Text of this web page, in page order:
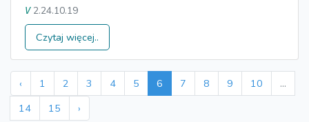
V2.24.10.19
Czytaj więcej..
‹ 1 2 3 4 5 6 7 8 9 10
...
14
15 ›